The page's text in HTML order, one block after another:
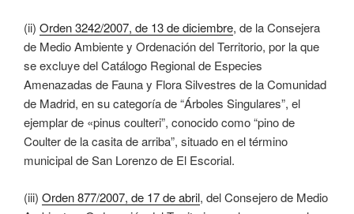
(ii) Orden 3242/2007, de 13 de diciembre, de la Consejera
de Medio Ambiente y Ordenación del Territorio, por la que
se excluye del Catálogo Regional de Especies
Amenazadas de Fauna y Flora Silvestres de la Comunidad
de Madrid, en su categoría de “Árboles Singulares”, el
ejemplar de «pinus coulteri”, conocido como “pino de
Coulter de la casita de arriba”, situado en el término
municipal de San Lorenzo de El Escorial.
(iii) Orden 877/2007, de 17 de abril, del Consejero de Medio